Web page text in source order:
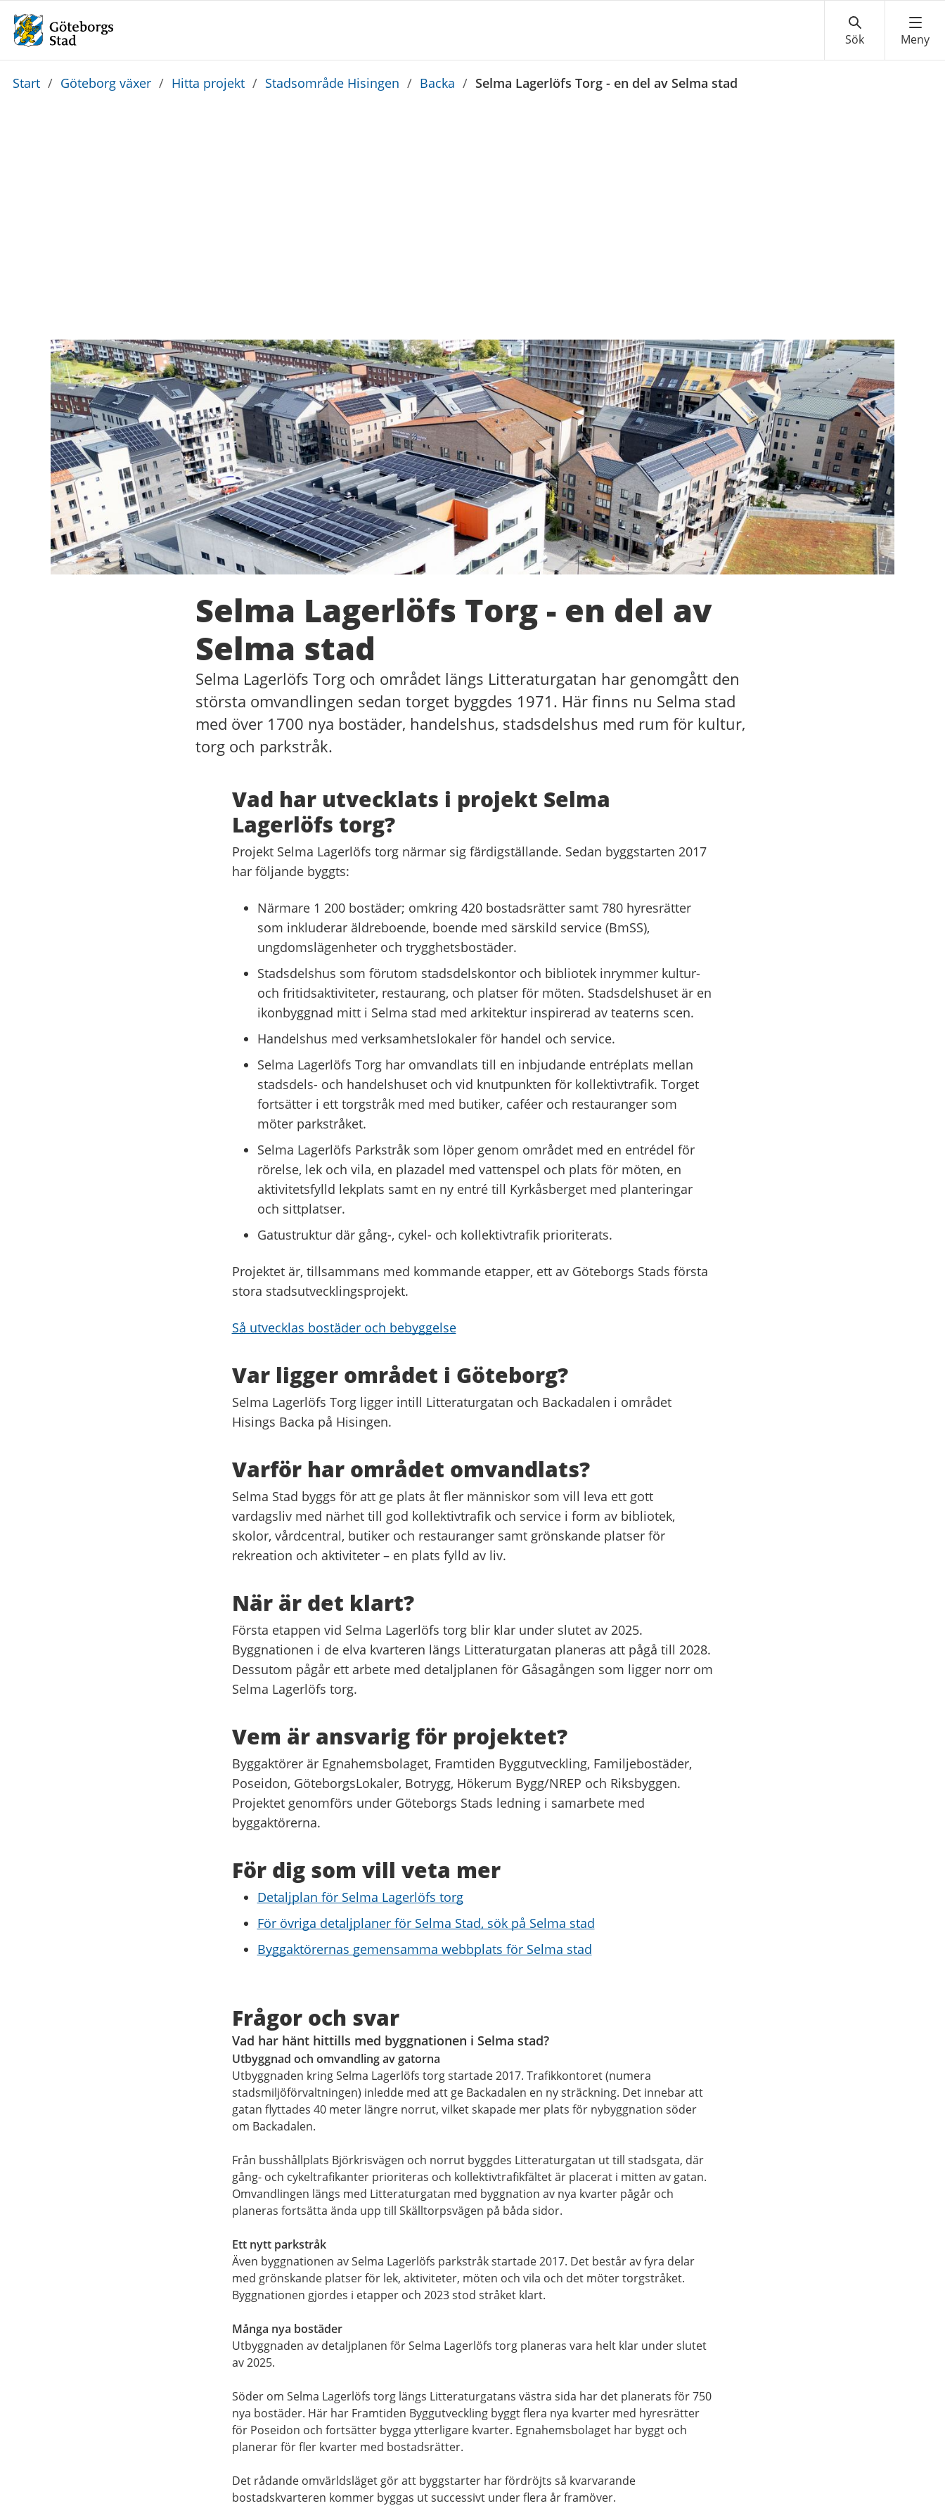
Du
Start / Göteborg växer / Hitta projekt / Stadsområde Hisingen / Backa / Selma Lagerlöfs Torg - en del av Selma stad
Selma Lagerlöfs Torg - en del av
Selma stad
Selma Lagerlöfs Torg och området längs Litteraturgatan har genomgått den
största omvandlingen sedan torget byggdes 1971. Här finns nu Selma stad
med över 1700 nya bostäder, handelshus, stadsdelshus med rum för kultur,
torg och parkstråk.
Vad har utvecklats i projekt Selma
Lagerlöfs torg?
Projekt Selma Lagerlöfs torg närmar sig färdigställande. Sedan byggstarten 2017
har följande byggts:
Närmare 1 200 bostäder; omkring 420 bostadsrätter samt 780 hyresrätter
som inkluderar äldreboende, boende med särskild service (BmSS),
ungdomslägenheter och trygghetsbostäder.
Stadsdelshus som förutom stadsdelskontor och bibliotek inrymmer kultur-
och fritidsaktiviteter, restaurang, och platser för möten. Stadsdelshuset är en
ikonbyggnad mitt i Selma stad med arkitektur inspirerad av teaterns scen.
Handelshus med verksamhetslokaler för handel och service.
Selma Lagerlöfs Torg har omvandlats till en inbjudande entréplats mellan
stadsdels- och handelshuset och vid knutpunkten för kollektivtrafik. Torget
fortsätter i ett torgstråk med med butiker, caféer och restauranger som
möter parkstråket.
Selma Lagerlöfs Parkstråk som löper genom området med en entrédel för
rörelse, lek och vila, en plazadel med vattenspel och plats för möten, en
aktivitetsfylld lekplats samt en ny entré till Kyrkåsberget med planteringar
och sittplatser.
Gatustruktur där gång-, cykel- och kollektivtrafik prioriterats.
Projektet är, tillsammans med kommande etapper, ett av Göteborgs Stads första
stora stadsutvecklingsprojekt.
Så utvecklas bostäder och bebyggelse
Var ligger området i Göteborg?
Selma Lagerlöfs Torg ligger intill Litteraturgatan och Backadalen i området
Hisings Backa på Hisingen.
Varför har området omvandlats?
Selma Stad byggs för att ge plats åt fler människor som vill leva ett gott
vardagsliv med närhet till god kollektivtrafik och service i form av bibliotek,
skolor, vårdcentral, butiker och restauranger samt grönskande platser för
rekreation och aktiviteter – en plats fylld av liv.
När är det klart?
Första etappen vid Selma Lagerlöfs torg blir klar under slutet av 2025.
Byggnationen i de elva kvarteren längs Litteraturgatan planeras att pågå till 2028.
Dessutom pågår ett arbete med detaljplanen för Gåsagången som ligger norr om
Selma Lagerlöfs torg.
Vem är ansvarig för projektet?
Byggaktörer är Egnahemsbolaget, Framtiden Byggutveckling, Familjebostäder,
Poseidon, GöteborgsLokaler, Botrygg, Hökerum Bygg/NREP och Riksbyggen.
Projektet genomförs under Göteborgs Stads ledning i samarbete med
byggaktörerna.
För dig som vill veta mer
Detaljplan för Selma Lagerlöfs torg
För övriga detaljplaner för Selma Stad, sök på Selma stad
Byggaktörernas gemensamma webbplats för Selma stad
Frågor och svar
Vad har hänt hittills med byggnationen i Selma stad?
Utbyggnad och omvandling av gatorna
Utbyggnaden kring Selma Lagerlöfs torg startade 2017. Trafikkontoret (numera
stadsmiljöförvaltningen) inledde med att ge Backadalen en ny sträckning. Det innebar att
gatan flyttades 40 meter längre norrut, vilket skapade mer plats för nybyggnation söder
om Backadalen.
Från busshållplats Björkrisvägen och norrut byggdes Litteraturgatan ut till stadsgata, där
gång- och cykeltrafikanter prioriteras och kollektivtrafikfältet är placerat i mitten av gatan.
Omvandlingen längs med Litteraturgatan med byggnation av nya kvarter pågår och
planeras fortsätta ända upp till Skälltorpsvägen på båda sidor.
Ett nytt parkstråk
Även byggnationen av Selma Lagerlöfs parkstråk startade 2017. Det består av fyra delar
med grönskande platser för lek, aktiviteter, möten och vila och det möter torgstråket.
Byggnationen gjordes i etapper och 2023 stod stråket klart.
Många nya bostäder
Utbyggnaden av detaljplanen för Selma Lagerlöfs torg planeras vara helt klar under slutet
av 2025.
Söder om Selma Lagerlöfs torg längs Litteraturgatans västra sida har det planerats för 750
nya bostäder. Här har Framtiden Byggutveckling byggt flera nya kvarter med hyresrätter
för Poseidon och fortsätter bygga ytterligare kvarter. Egnahemsbolaget har byggt och
planerar för fler kvarter med bostadsrätter.
Det rådande omvärldsläget gör att byggstarter har fördröjts så kvarvarande
bostadskvarteren kommer byggas ut successivt under flera år framöver.